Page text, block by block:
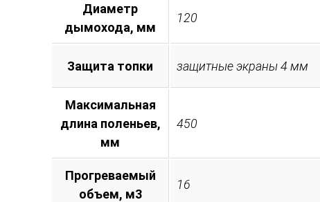
Диаметр
дымохода, мм
120
Защита топки защитные экраны 4 мм
Максимальная
длина поленьев,
мм
450
Прогреваемый
объем, м3
16